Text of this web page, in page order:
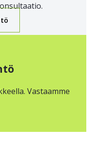
Vastaamme